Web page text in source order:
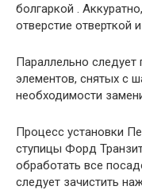
болгаркой .
отверстие отверткой
Параллельно следует
элементов, снятых с
необходимости
Процесс установки
ступицы Форд
обработать все
следует зачистить